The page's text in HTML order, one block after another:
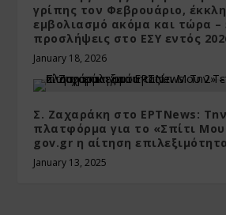
γρίπης τον Φεβρουάριο,
εμβολιασμό ακόμα και τώρα –
προσλήψεις στο ΕΣΥ εντός
January 18, 2026
Σ. Ζαχαράκη στο ΕΡΤΝews:
πλατφόρμα για το «Σπίτι
gov.gr η αίτηση
January 13, 2025